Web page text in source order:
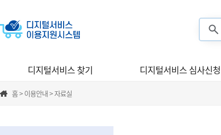
디지털서비스 찾기 디지털서비스 심사신청
홈 > 이용안내 > 자료실